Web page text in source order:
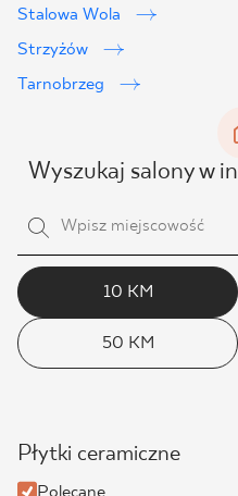
Stalowa Wola
Strzyżów
Tarnobrzeg
Wyszukaj salony w
10 KM
50 KM
Płytki ceramiczne